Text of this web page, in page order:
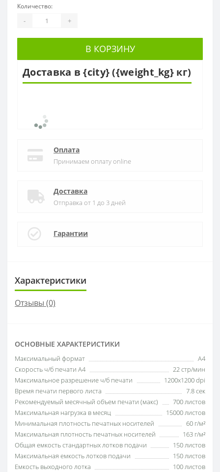
Количество:
- +
В КОРЗИНУ
Доставка в {city} ({weight_kg} кг)
Оплата
Принимаем оплату online
Доставка
Отправка от 1 до 3 дней
Гарантии
Характеристики
Отзывы (0)
ОСНОВНЫЕ ХАРАКТЕРИСТИКИ
Максимальный формат
A4
Скорость ч/б печати A4
22 стр/мин
Максимальное разрешение ч/б печати
1200x1200 dpi
Время печати первого листа
7.8 сек
Рекомендуемый месячный объем печати (макс)
700 листов
Максимальная нагрузка в месяц
15000 листов
Минимальная плотность печатных носителей
60 г/м²
Максимальная плотность печатных носителей
163 г/м²
Общая емкость стандартных лотков подачи
150 листов
Максимальная емкость лотков подачи
150 листов
Емкость выходного лотка
100 листов